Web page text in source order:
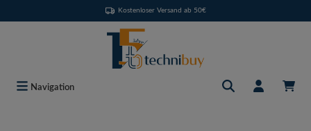
Kostenloser Versand ab 50€
Navigation